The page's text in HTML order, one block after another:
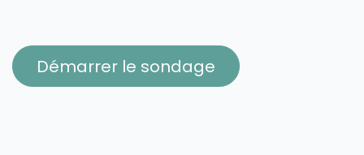
Démarrer le sondage